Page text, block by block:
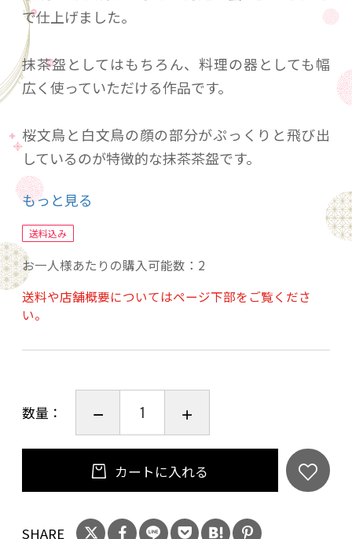
で仕上げました。
抹茶盌としてはもちろん、料理の器としても幅
広く使っていただける作品です。
桜文鳥と白文鳥の顔の部分がぷっくりと飛び出
しているのが特徴的な抹茶茶盌です。
京焼・清水焼は全て手作り 手描きのため、形
や大きさ 絵柄など、写真のものと若干異なる
場合があります。
※日本の京都で、古くから伝わる伝統工芸の技
術で描かれています。
伝統的な絵具を使っているので、強い酸に触れ
長時間、液体などを入れて放置しないでくださ
い。
基本的に受注生産になります。
もっと見る
送料込み
お一人様あたりの購入可能数：2
送料や店舗概要についてはページ下部をご覧くださ
い。
数量：
カートに入れる
SHARE